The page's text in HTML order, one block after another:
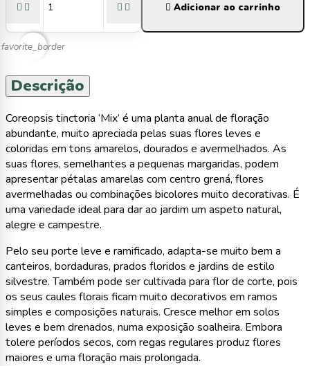
     Adicionar ao carrinho
favorite_border
Descrição
Coreopsis tinctoria ‘Mix’ é uma planta anual de floração
abundante, muito apreciada pelas suas flores leves e
coloridas em tons amarelos, dourados e avermelhados. As
suas flores, semelhantes a pequenas margaridas, podem
apresentar pétalas amarelas com centro grená, flores
avermelhadas ou combinações bicolores muito decorativas. É
uma variedade ideal para dar ao jardim um aspeto natural,
alegre e campestre.
Pelo seu porte leve e ramificado, adapta-se muito bem a
canteiros, bordaduras, prados floridos e jardins de estilo
silvestre. Também pode ser cultivada para flor de corte, pois
os seus caules florais ficam muito decorativos em ramos
simples e composições naturais. Cresce melhor em solos
leves e bem drenados, numa exposição soalheira. Embora
tolere períodos secos, com regas regulares produz flores
maiores e uma floração mais prolongada.